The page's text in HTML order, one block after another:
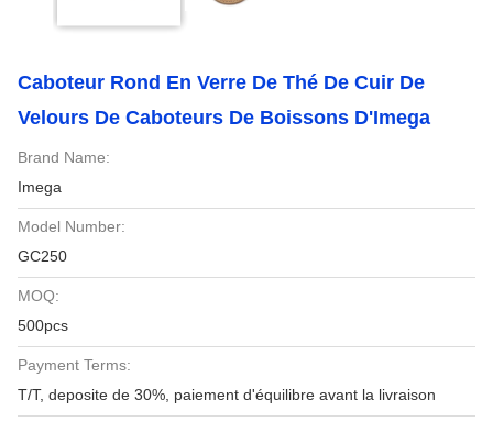
Caboteur Rond En Verre De Thé De Cuir De
Velours De Caboteurs De Boissons D'Imega
Brand Name:
Imega
Model Number:
GC250
MOQ:
500pcs
Payment Terms:
T/T, deposite de 30%, paiement d'équilibre avant la livraison